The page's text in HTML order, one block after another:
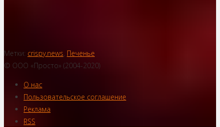
Метки: crispy.news, Печенье
© ООО «Просто» (2004-2020)
О нас
Пользовательское соглашение
Реклама
RSS